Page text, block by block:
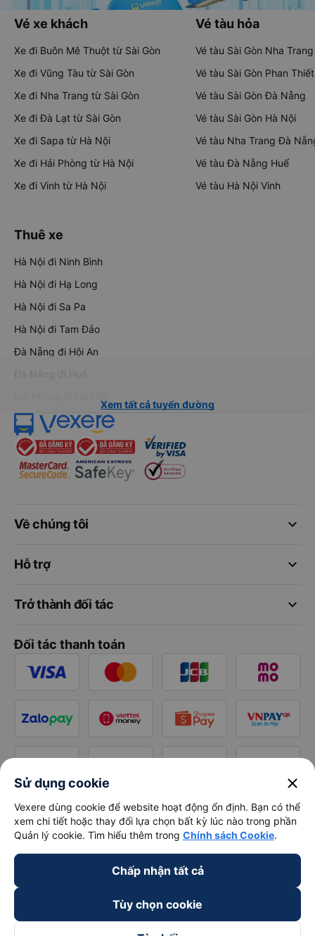
Vé xe khách
Xe đi Buôn Mê Thuột từ Sài Gòn
Xe đi Vũng Tàu từ Sài Gòn
Xe đi Nha Trang từ Sài Gòn
Xe đi Đà Lạt từ Sài Gòn
Xe đi Sapa từ Hà Nội
Xe đi Hải Phòng từ Hà Nội
Xe đi Vinh từ Hà Nội
Vé tàu hỏa
Vé tàu Sài Gòn Nha Trang
Vé tàu Sài Gòn Phan Thiết
Vé tàu Sài Gòn Đà Nẵng
Vé tàu Sài Gòn Hà Nội
Vé tàu Nha Trang Đà
Vé tàu Đà Nẵng Huế
Vé tàu Hà Nội Vinh
Thuê xe
Hà Nội đi Ninh Bình
Hà Nội đi Hạ Long
Hà Nội đi Sa Pa
Hà Nội đi Tam Đảo
Đà Nẵng đi Hội An
Đà Nẵng đi Huế
Xem tất cả tuyến đường
keyboard_arrow_down
Về chúng tôi
keyboard_arrow_down
Hỗ trợ
keyboard_arrow_down
Trở thành đối tác
Đối tác thanh toán
Sử dụng cookie close
Vexere dùng cookie để website hoạt động ổn định. Bạn có thể
xem chi tiết hoặc thay đổi lựa chọn bất kỳ lúc nào trong phần
Quản lý cookie. Tìm hiểu thêm trong Chính sách Cookie.
Chấp nhận tất cả
Tùy chọn cookie